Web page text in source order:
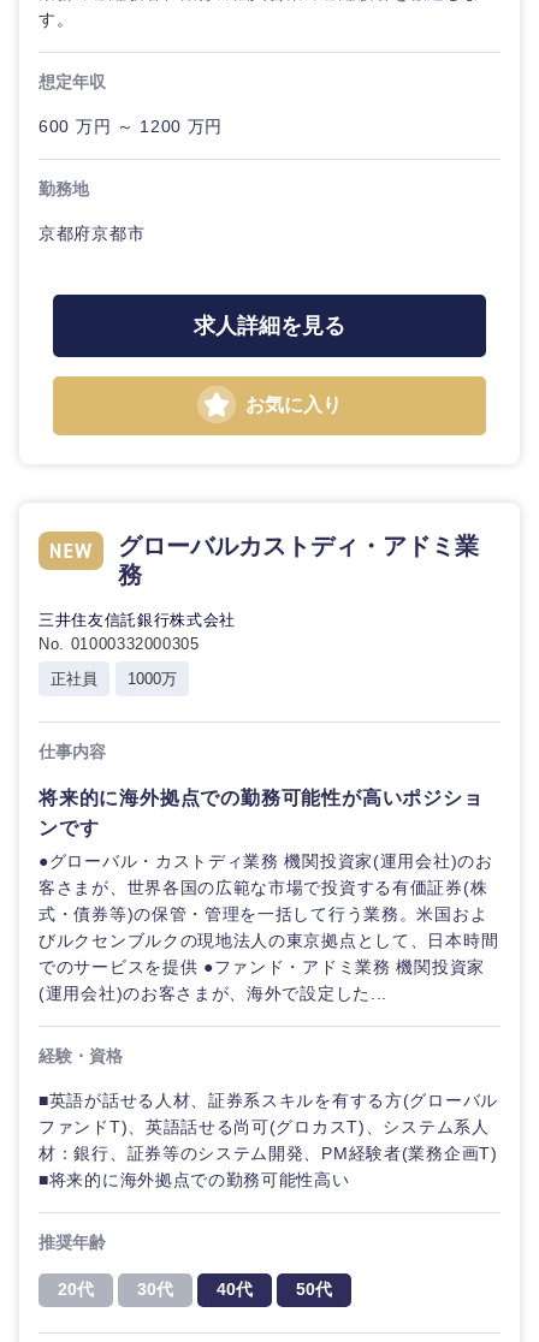
す。
想定年収
600 万円 ～ 1200 万円
勤務地
京都府京都市
求人詳細を見る
お気に入り
グローバルカストディ・アドミ業
務
三井住友信託銀行株式会社
No. 01000332000305
正社員
1000万
仕事内容
将来的に海外拠点での勤務可能性が高いポジショ
ンです
●グローバル・カストディ業務 機関投資家(運用会社)のお
客さまが、世界各国の広範な市場で投資する有価証券(株
式・債券等)の保管・管理を一括して行う業務。米国およ
びルクセンブルクの現地法人の東京拠点として、日本時間
でのサービスを提供 ●ファンド・アドミ業務 機関投資家
(運用会社)のお客さまが、海外で設定した...
経験・資格
■英語が話せる人材、証券系スキルを有する方(グローバル
ファンドT)、英語話せる尚可(グロカスT)、システム系人
材：銀行、証券等のシステム開発、PM経験者(業務企画T)
■将来的に海外拠点での勤務可能性高い
推奨年齢
20代 30代 40代 50代